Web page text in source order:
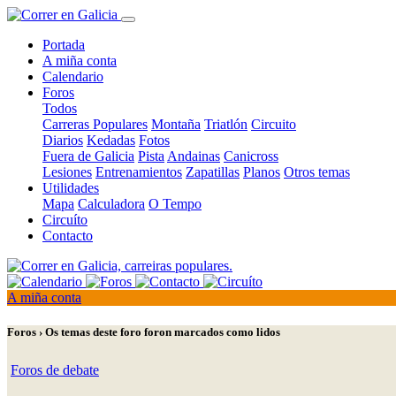
Portada
A miña conta
Calendario
Foros
Todos
Carreras Populares Montaña Triatlón Circuito
Diarios Kedadas Fotos
Fuera de Galicia Pista Andainas Canicross
Lesiones Entrenamientos Zapatillas Planos Otros temas
Utilidades
Mapa Calculadora O Tempo
Circuíto
Contacto
A miña conta
Foros › Os temas deste foro foron marcados como lidos
Foros de debate